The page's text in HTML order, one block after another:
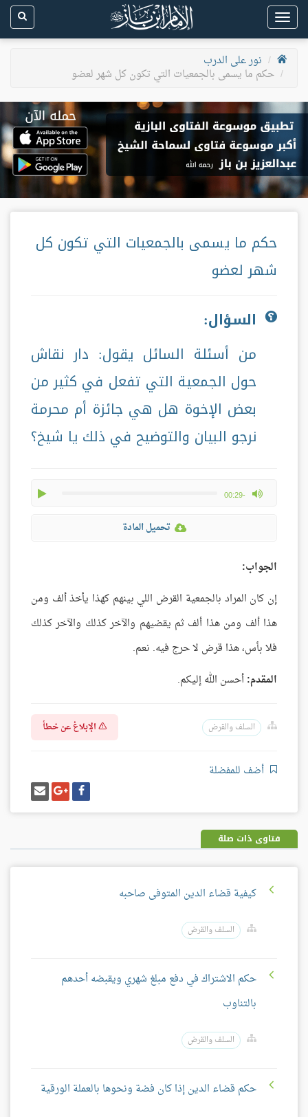
Toggle
navigation
نور على الدرب
حكم ما يسمى بالجمعيات التي تكون كل شهر لعضو
حكم ما يسمى بالجمعيات التي تكون كل
شهر لعضو
السؤال:
من أسئلة السائل يقول: دار نقاش
حول الجمعية التي تفعل في كثير من
بعض الإخوة هل هي جائزة أم محرمة
نرجو البيان والتوضيح في ذلك يا شيخ؟
-00:29
max volume
تحميل المادة
الجواب:
إن كان المراد بالجمعية القرض اللي بينهم كهذا يأخذ ألف ومن
هذا ألف ومن هذا ألف ثم يقضيهم والآخر كذلك والآخر كذلك
فلا بأس، هذا قرض لا حرج فيه. نعم.
المقدم:أحسن الله إليكم.
السلف والقرض الإبلاغ عن خطأ
أضف للمفضلة
شارك
على
فيسبوك
شارك
على
غوغل
بلس
إرسل
إيميل
فتاوى ذات صلة
كيفية قضاء الدين المتوفى صاحبه
السلف والقرض
حكم الاشتراك في دفع مبلغ شهري ويقبضه أحدهم
بالتناوب
السلف والقرض
حكم قضاء الدين إذا كان فضة ونحوها بالعملة الورقية